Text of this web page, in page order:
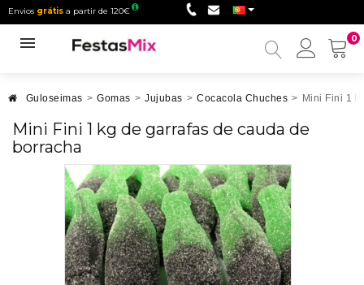
Envios grátis a partir de 120€
0
Minha
Guloseimas > Gomas > Jujubas > Cocacola Chuches > Mini Fini 1
Mini Fini 1 kg de garrafas de cauda de
borracha